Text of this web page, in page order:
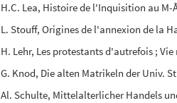
H.C. Lea, Histoire de l'Inquisition au M-
L. Stouff, Origines de l'annexion de la
H. Lehr, Les protestants d'autrefois ;
G. Knod, Die alten Matrikeln der Univ.
Al. Schulte, Mittelalterlicher Handels